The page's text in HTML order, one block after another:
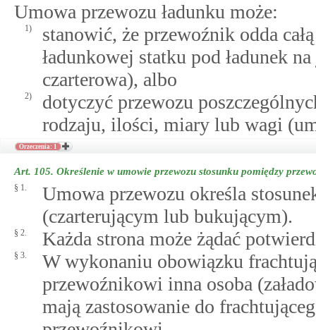
Umowa przewozu ładunku może:
1)
stanowić, że przewoźnik odda
ładunkowej statku pod ładunek
czarterowa), albo
2)
dotyczyć przewozu
rodzaju, ilości, miary lub wagi
Orzeczenia: 1
Art. 105. Określenie w umowie przewozu stosunku pomiędzy
§ 1.
Umowa przewozu określa
(czarterującym lub bukującym).
§ 2. Każda strona może żądać
§ 3.
W wykonaniu obowiązku
przewoźnikowi inna osoba
mają zastosowanie do